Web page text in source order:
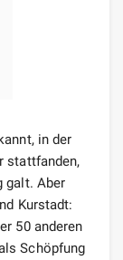
in der
stattfanden,
galt. Aber
Kurstadt:
50 anderen
Schöpfung